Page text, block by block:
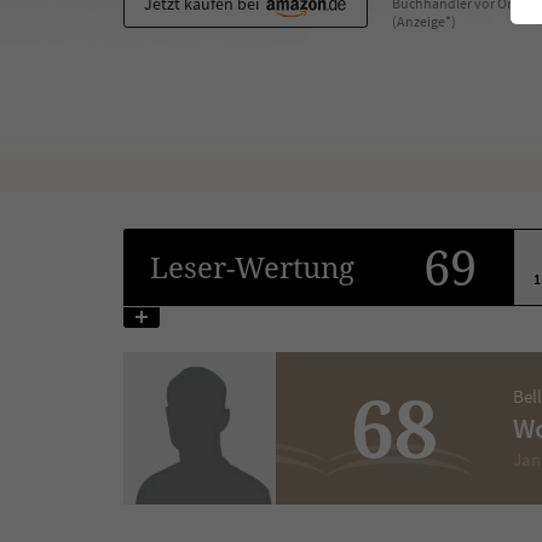
(Anzeige*)
Leser-Wertung 69
1
68